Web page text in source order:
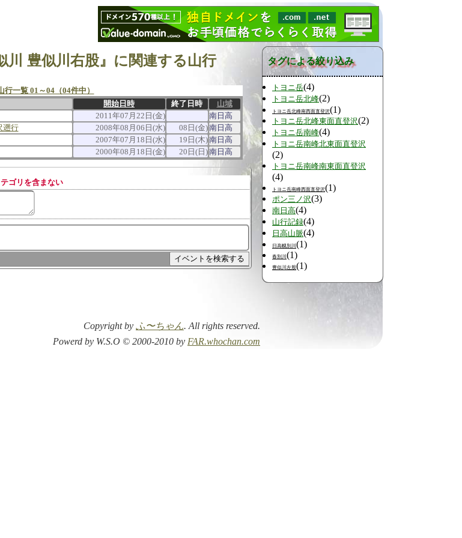
川 豊似川右股』に関連する山行
行一覧 01～04（04件中）
開始日時 終了日時
山域
2011年07月22日(金)
南日高
遡行
2008年08月06日(水) 08日(金)南日高
2007年07月18日(水) 19日(木)南日高
2000年08月18日(金) 20日(日)南日高
ゴリを含まない
タグによる絞り込み
トヨニ岳(4)
トヨニ岳北峰(2)
トヨニ岳北峰南西面直登沢(1)
トヨニ岳北峰東面直登沢(2)
トヨニ岳南峰(4)
トヨニ岳南峰北東面直登沢
(2)
トヨニ岳南峰南東面直登沢
(4)
トヨニ岳南峰西面直登沢(1)
ポン三ノ沢(3)
南日高(4)
山行記録(4)
日高山脈(4)
日高幌別川 (1)
春別川 (1)
豊似川左股(1)
Copyright by ふ〜ちゃん. All rights reserved.
Powerd by W.S.O © 2000-2010 by FAR.whochan.com